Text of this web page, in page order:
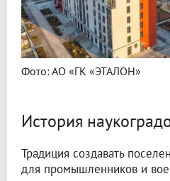
Фото: АО «ГК «ЭТАЛОН»
История
Традиция создавать
для промышленников и